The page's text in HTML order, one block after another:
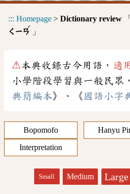
::: Homepage > Dictionary review 「
ㄑㄧㄢ
ˊ
」
⚠本典收錄古今用語， 適
小學階段學習與一般民眾
典簡編本》、《 國語小字
Bopomofo
Hanyu
Interpretation
Small Medium Large